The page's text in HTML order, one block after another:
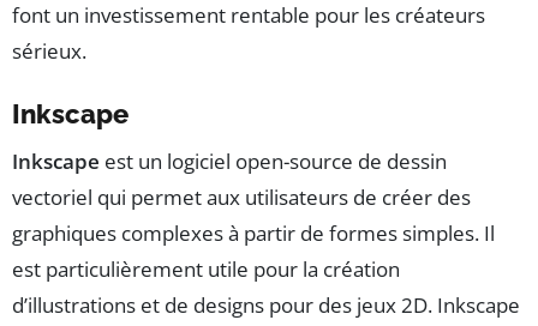
font un investissement rentable pour les créateurs
sérieux.
Inkscape
Inkscape est un logiciel open-source de dessin
vectoriel qui permet aux utilisateurs de créer des
graphiques complexes à partir de formes simples. Il
est particulièrement utile pour la création
d’illustrations et de designs pour des jeux 2D. Inkscape